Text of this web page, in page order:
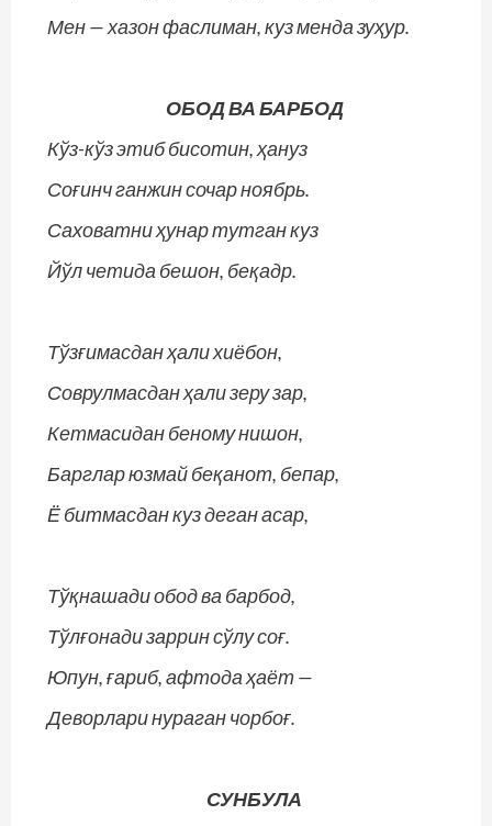
Мен — хазон фаслиман, куз менда зуҳур.
ОБОД ВА БАРБОД
Кўз-кўз этиб бисотин, ҳануз
Соғинч ганжин сочар ноябрь.
Саховатни ҳунар тутган куз
Йўл четида бешон, беқадр.
Тўзғимасдан ҳали хиёбон,
Соврулмасдан ҳали зеру зар,
Кетмасидан беному нишон,
Барглар юзмай беқанот, бепар,
Ё битмасдан куз деган асар,
Тўқнашади обод ва барбод,
Тўлғонади заррин сўлу соғ.
Юпун, ғариб, афтода ҳаёт —
Деворлари нураган чорбоғ.
СУНБУЛА